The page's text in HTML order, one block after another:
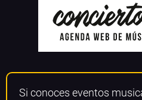
Si conoces eventos